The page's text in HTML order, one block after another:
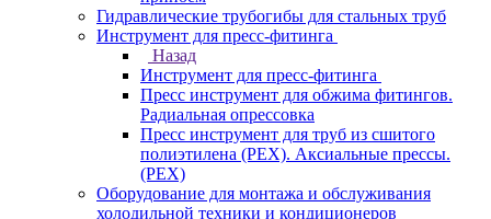
Гидравлические трубогибы для стальных труб
Инструмент для пресс-фитинга
Назад
Инструмент для пресс-фитинга
Пресс инструмент для обжима фитингов.
Радиальная опрессовка
Пресс инструмент для труб из сшитого
полиэтилена (PEX). Аксиальные прессы.
(PEX)
Оборудование для монтажа и обслуживания
холодильной техники и кондиционеров